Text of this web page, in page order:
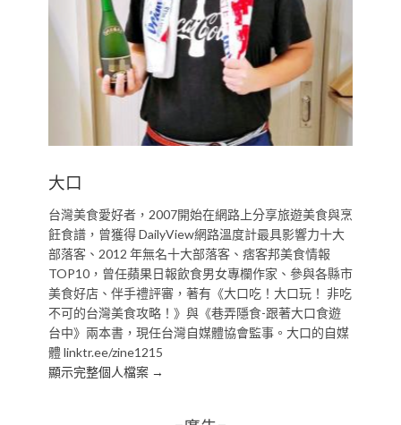
大口
台灣美食愛好者，2007開始在網路上分享旅遊美食與烹
飪食譜，曾獲得 DailyView網路溫度計最具影響力十大
部落客、2012 年無名十大部落客、痞客邦美食情報
TOP10，曾任蘋果日報飲食男女專欄作家、參與各縣市
美食好店、伴手禮評審，著有《大口吃！大口玩！ 非吃
不可的台灣美食攻略！》與《巷弄隱食-跟著大口食遊
台中》兩本書，現任台灣自媒體協會監事。大口的自媒
體 linktr.ee/zine1215
顯示完整個人檔案 →